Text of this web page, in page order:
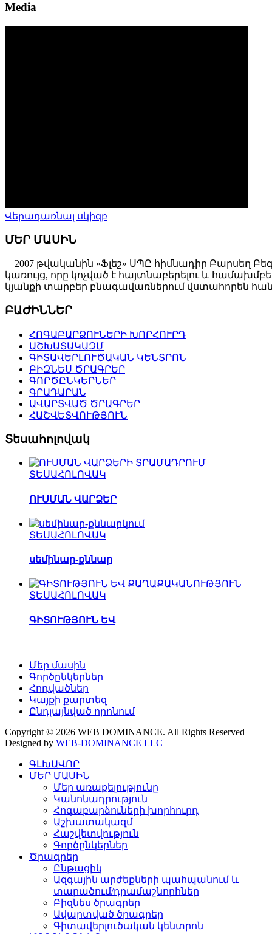
Media
Վերադառնալ սկիզբ
ՄԵՐ ՄԱՍԻՆ
2007 թվականին «Ֆլեշ» ՍՊԸ հիմնադիր Բարսեղ
կառույց, որը կոչված է հայտնաբերելու և
կյանքի տարբեր բնագավառներում վստահորեն
ԲԱԺԻՆՆԵՐ
ՀՈԳԱԲԱՐՁՈՒՆԵՐԻ ԽՈՐՀՈՒՐԴ
ԱՇԽԱՏԱԿԱԶՄ
ԳԻՏԱՎԵՐԼՈՒԾԱԿԱՆ ԿԵՆՏՐՈՆ
ԲԻԶՆԵՍ ԾՐԱԳՐԵՐ
ԳՈՐԾԸՆԿԵՐՆԵՐ
ԳՐԱԴԱՐԱՆ
ԱՎԱՐՏՎԱԾ ԾՐԱԳՐԵՐ
ՀԱՇՎԵՏՎՈՒԹՅՈՒՆ
Տեսահոլովակ
ՏԵՍԱՀՈԼՈՎԱԿ
ՈՒՍՄԱՆ ՎԱՐՁԵՐ
ՏԵՍԱՀՈԼՈՎԱԿ
սեմինար-քննար
ՏԵՍԱՀՈԼՈՎԱԿ
ԳԻՏՈՒԹՅՈՒՆ ԵՎ
Մեր մասին
Գործընկերներ
Հոդվածներ
Կայքի քարտեզ
Ընդլայնված որոնում
Copyright © 2026 WEB DOMINANCE. All Rights Reserved
Designed by WEB-DOMINANCE LLC
ԳԼԽԱՎՈՐ
ՄԵՐ ՄԱՍԻՆ
Մեր առաքելությունը
Կանոնադրություն
Հոգաբարձուների խորհուրդ
Աշխատակազմ
Հաշվետվություն
Գործընկերներ
Ծրագրեր
Ընթացիկ
Ազգային արժեքների պահպանում և
տարածում/դրամաշնորհներ
Բիզնես ծրագրեր
Ավարտված ծրագրեր
Գիտավերլուծական կենտրոն